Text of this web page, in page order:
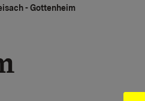
- Gottenheim